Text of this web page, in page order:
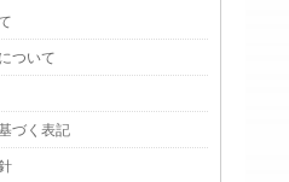
ついて
づく表記